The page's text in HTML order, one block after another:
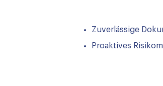
Zuverlässige
Proaktives